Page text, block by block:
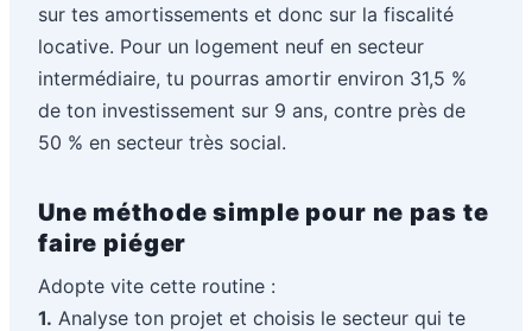
sur tes amortissements et donc sur la fiscalité
locative. Pour un logement neuf en secteur
intermédiaire, tu pourras amortir environ 31,5 %
de ton investissement sur 9 ans, contre près de
50 % en secteur très social.
Une méthode simple pour ne pas te
faire piéger
Adopte vite cette routine :
1. Analyse ton projet et choisis le secteur qui te